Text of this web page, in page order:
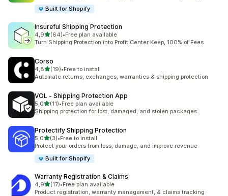
Built for Shopify
Insureful Shipping Protection
4,9stelle su 5
(64)
64 recensioni totali
•Free plan available
Turn Shipping Protection into Profit Center Keep, 100% of Fees
Corso
4,8stelle su 5
(19)
19 recensioni totali
•Free to install
Automate returns, exchanges, warranties & shipping protection
VOL ‑ Shipping Protection App
5,0stelle su 5
(11)
11 recensioni totali
•Free plan available
Shipping protection for lost, damaged, and stolen packages
Protectify Shipping Protection
5,0stelle su 5
(3)
3 recensioni totali
•Free to install
Protect your orders from loss, damage, and improve revenue
Built for Shopify
Warranty Registration & Claims
4,9stelle su 5
(17)
17 recensioni totali
•Free plan available
Product registration, warranty management, & claims tracking